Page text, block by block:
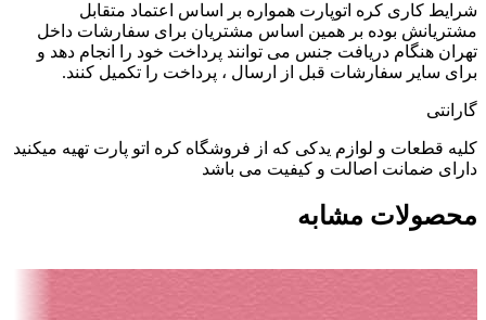
شرایط کاری کره اتوپارت همواره بر اساس اعتماد متقابل
مشتریانش بوده بر همین اساس مشتریان برای سفارشات داخل
تهران هنگام دریافت جنس می توانند پرداخت خود را انجام دهد و
برای سایر سفارشات قبل از ارسال ، پرداخت را تکمیل کنند.
گارانتی
کلیه قطعات و لوازم یدکی که از فروشگاه کره اتو پارت تهیه میکنید
دارای ضمانت اصالت و کیفیت می باشد
محصولات مشابه